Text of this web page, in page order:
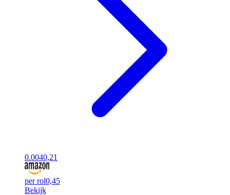
0.0040,21
per rol0,45
Bekijk